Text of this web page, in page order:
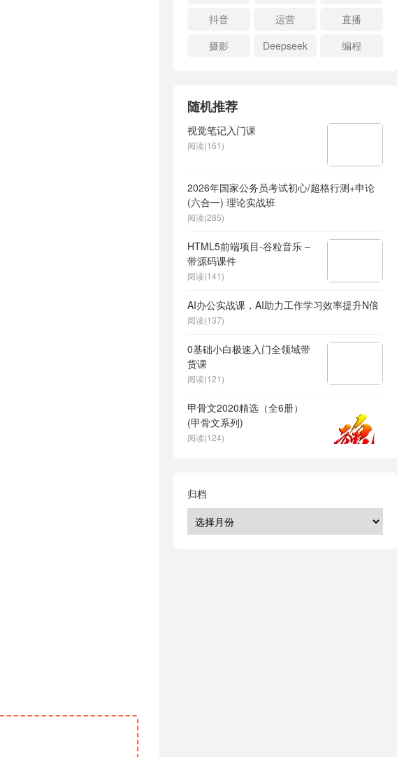
抖音
运营
直播
摄影
Deepseek 编程
随机推荐
视觉笔记入门课
阅读(161)
2026年国家公务员考试初心/超格行测+申论
(六合一) 理论实战班
阅读(285)
HTML5前端项目-谷粒音乐 –
带源码课件
阅读(141)
AI办公实战课，AI助力工作学习效率提升N倍
阅读(137)
0基础小白极速入门全领域带
货课
阅读(121)
甲骨文2020精选（全6册）
(甲骨文系列)
阅读(124)
归档